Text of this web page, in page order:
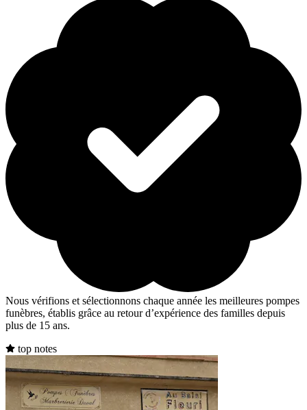
Nous vérifions et sélectionnons chaque année les meilleures pompes
funèbres, établis grâce au retour d’expérience des familles depuis
plus de 15 ans.
top notes